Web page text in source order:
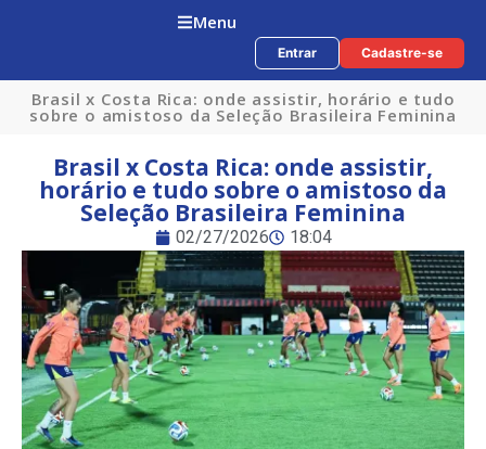
Menu
Entrar Cadastre-se
Brasil x Costa Rica: onde assistir, horário e tudo
sobre o amistoso da Seleção Brasileira Feminina
Brasil x Costa Rica: onde assistir,
horário e tudo sobre o amistoso da
Seleção Brasileira Feminina
02/27/2026 18:04